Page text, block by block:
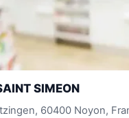
SIMEON
60400 Noyon,